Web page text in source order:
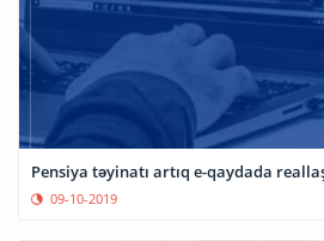
Pensiya təyinatı artıq e-qaydada
09-10-2019